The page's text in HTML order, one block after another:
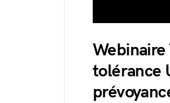
tolérance